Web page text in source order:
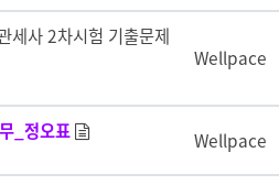
세사 2차시험 기출문제
Wellpace
_정오표 Wellpace